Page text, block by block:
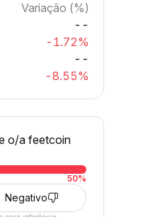
Variação (%)
--
-1.72%
--
-8.55%
o/a feetcoin
50%
Negativo